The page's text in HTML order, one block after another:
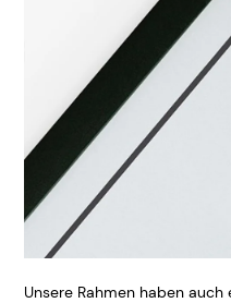
Unsere Rahmen haben